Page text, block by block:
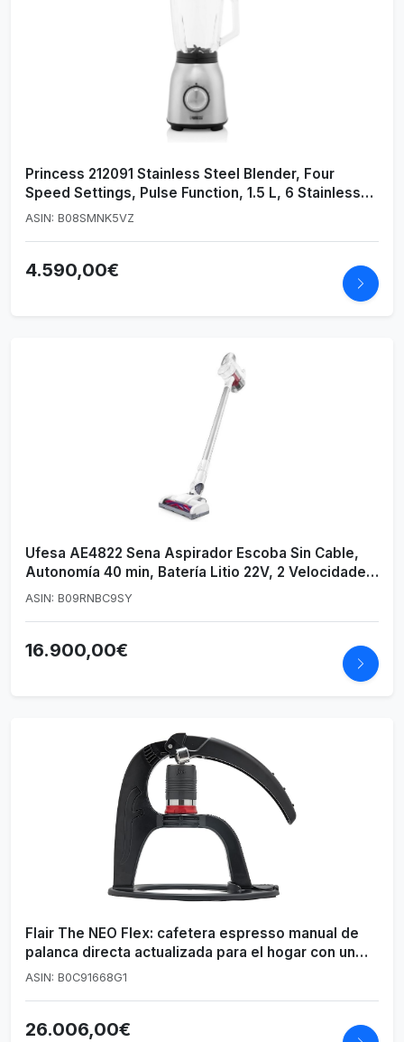
Princess 212091 Stainless Steel Blender, Four
Speed Settings, Pulse Function, 1.5 L, 6 Stainless
Steel Blades, 1000 W
ASIN: B08SMNK5VZ
4.590,00€
Ufesa AE4822 Sena Aspirador Escoba Sin Cable,
Autonomía 40 min, Batería Litio 22V, 2 Velocidades,
Cepillo Motorizado, Cuerpo Desmontable, Sistema
ASIN: B09RNBC9SY
16.900,00€
Flair The NEO Flex: cafetera espresso manual de
palanca directa actualizada para el hogar con un
manómetro y dos portafiltros, café espresso de
ASIN: B0C91668G1
26.006,00€